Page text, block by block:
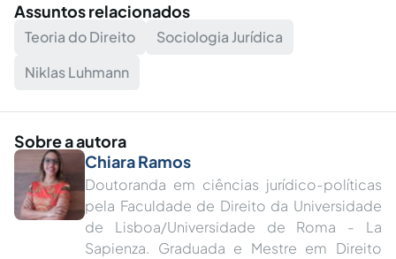
Assuntos relacionados
Teoria do Direito
Sociologia Jurídica
Niklas Luhmann
Sobre a autora
Chiara Ramos
Doutoranda em ciências jurídico-políticas
pela Faculdade de Direito da Universidade
de Lisboa/Universidade de Roma - La
Sapienza. Graduada e Mestre em Direito